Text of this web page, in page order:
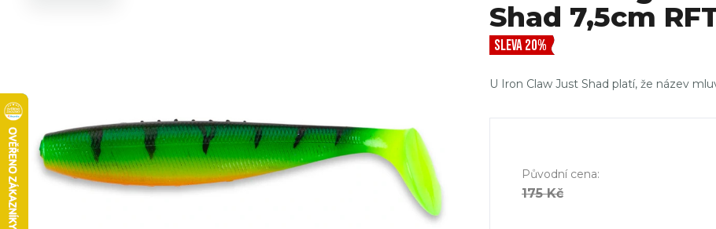
Shad 7,5cm
SLEVA 20%
U Iron Claw Just Shad platí, že název
Původní cena:
175 Kč